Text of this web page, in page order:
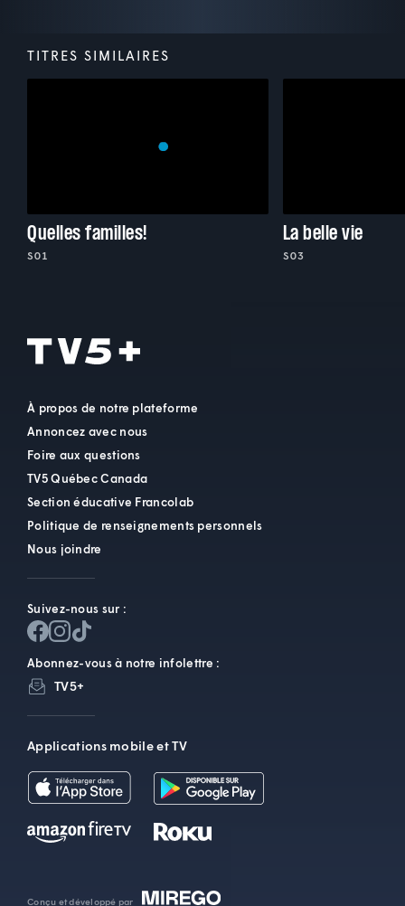
TITRES SIMILAIRES
Quelles familles!
S01
La belle vie
S03
À propos de notre plateforme
Annoncez avec nous
Foire aux questions
TV5 Québec Canada
Section éducative Francolab
Politique de renseignements personnels
Nous joindre
Suivez-nous sur :
Abonnez-vous à notre infolettre :
TV5+
Applications mobile et TV
Conçu et développé par